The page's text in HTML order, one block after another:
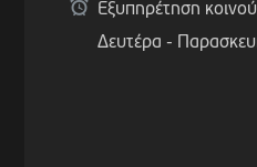
Εξυπηρέτηση
Δευτέρα -